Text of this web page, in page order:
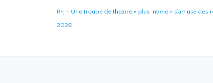
RFJ – Une troupe de théâtre « plus intime » s’amuse
2026